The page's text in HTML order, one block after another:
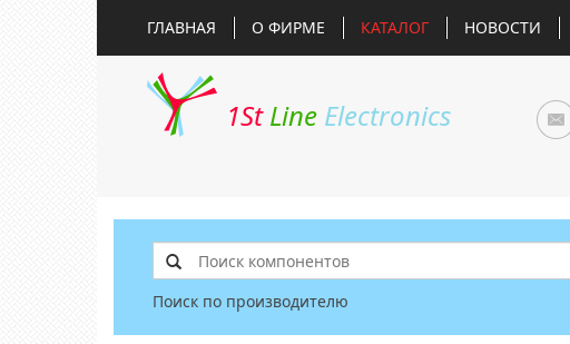
ГЛАВНАЯ О ФИРМЕ КАТАЛОГ НОВОСТИ
1St Line Electronics
Поиск по производителю